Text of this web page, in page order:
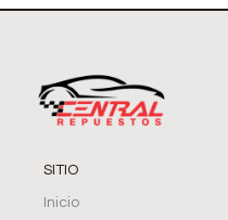
SITIO
Inicio